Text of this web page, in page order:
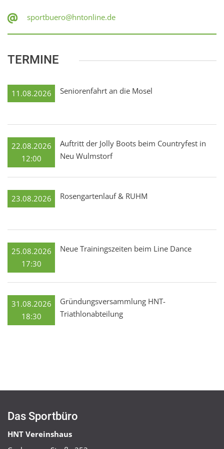
sportbuero@hntonline.de
TERMINE
11.08.2026 Seniorenfahrt an die Mosel
22.08.2026
12:00
Auftritt der Jolly Boots beim Countryfest in
Neu Wulmstorf
23.08.2026 Rosengartenlauf & RUHM
25.08.2026
17:30
Neue Trainingszeiten beim Line Dance
31.08.2026
18:30
Gründungsversammlung HNT-
Triathlonabteilung
Das Sportbüro
HNT Vereinshaus